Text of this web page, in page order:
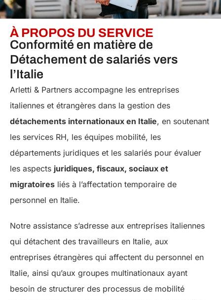
À PROPOS DU SERVICE
Conformité en matière de
Détachement de salariés vers
l’Italie
Arletti & Partners accompagne les entreprises
italiennes et étrangères dans la gestion des
détachements internationaux en Italie, en soutenant
les services RH, les équipes mobilité, les
départements juridiques et les salariés pour évaluer
les aspects juridiques, fiscaux, sociaux et
migratoires liés à l’affectation temporaire de
personnel en Italie.
Notre assistance s’adresse aux entreprises italiennes
qui détachent des travailleurs en Italie, aux
entreprises étrangères qui affectent du personnel en
Italie, ainsi qu’aux groupes multinationaux ayant
besoin de structurer des processus de mobilité